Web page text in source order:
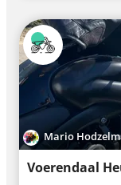
Mario
Voerendaal